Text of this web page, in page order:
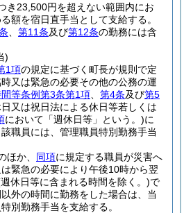
き23,500円を超えない範囲内にお
額を宿日直手当として支給する。
第11条及び第12条の勤務には含
)
1項の規定に基づく町長が規則で定
又は緊急の必要その他の公務の運
等条例第3条第1項 第4条及び第5
又は祝日法による休日等若しくは
において「週休日等」という。)に
職員には、管理職員特別勤務手当
ほか、 同項に規定する職員が災害へ
緊急の必要により午後10時から翌
休日等に含まれる時間を除く。)で
外の時間に勤務をした場合は、当
別勤務手当を支給する。